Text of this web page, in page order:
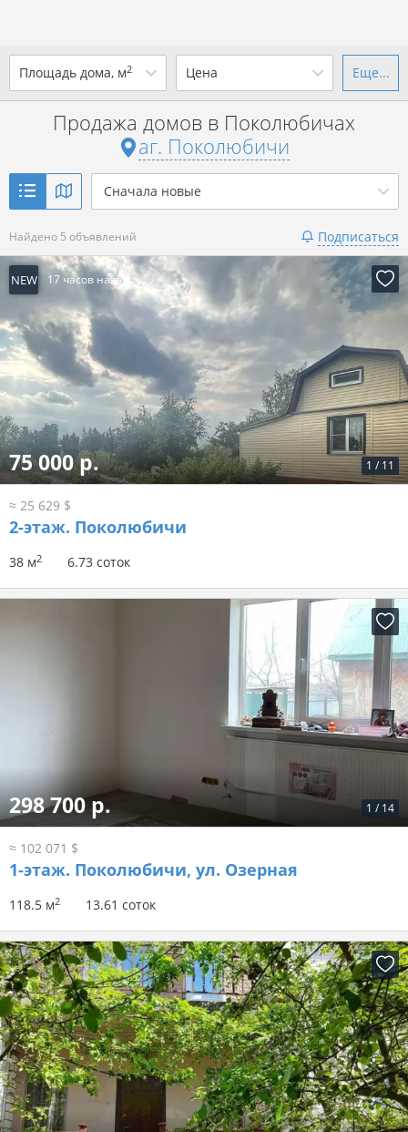
Площадь дома, м2
до
Показать 5 объявлений
Цена
от до
р. за всё
Показать 5 объявлений
Еще...
Продажа домов в Поколюбичах
аг. Поколюбичи
Сначала новые
Найдено 5 объявлений Подписаться
NEW 17 часов назад
1 / 11
75 000 р.
≈ 25 629 $
2-этаж. Поколюбичи
38 м2 6.73 соток
1 / 14
298 700 р.
≈ 102 071 $
1-этаж. Поколюбичи, ул. Озерная
118.5 м2 13.61 соток
Ваш город -аг. Поколюбичи?
Да Выбрать город